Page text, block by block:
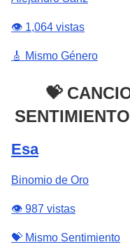
👁️ 1,064 vistas
🎸 Mismo Género
💝
Esa
Binomio de Oro
👁️ 987 vistas
💝 Mismo Sentimiento